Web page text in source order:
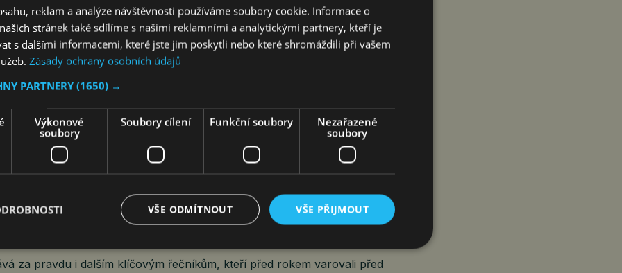
na loňském Expu detailně analyzoval americký trh, dnes hodnotí
na své tehdejší predikce.
trhem. To se potvrdilo. Nicméně pro českého a slovenského
zvýšilo riziko volatility. Jak jsem varoval před rokem: pasivní
už nestačí. Úspěšný rok od Trumpových cel měli ti, kteří pochopili,
rámci diverzifikace portfolia i selektivní. USA zůstávají králem, ale je to
vstup do svého království dnes účtuje vyšší daň v podobě rizika,“uvádí
opatrnosti investorů
za pravdu i dalším klíčovým řečníkům, kteří před rokem varovali před
reklam a analýze návštěvnosti používáme soubory cookie. Informace o
stránek také sdílíme s našimi reklamními a analytickými partnery, kteří je
s dalšími informacemi, které jste jim poskytli nebo které shromáždili při vašem
Zásady ochrany osobních údajů
PARTNERY (1650) →
Výkonové
soubory
Soubory cílení Funkční soubory
Nezařazené
soubory
VŠE PŘIJMOUT
VŠE ODMÍTNOUT